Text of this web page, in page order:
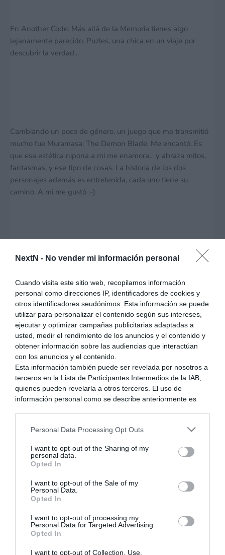
NextN - No vender mi información personal
Cuando visita este sitio web, recopilamos información
personal como direcciones IP, identificadores de cookies y
otros identificadores seudónimos. Esta información se puede
utilizar para personalizar el contenido según sus intereses,
ejecutar y optimizar campañas publicitarias adaptadas a
usted, medir el rendimiento de los anuncios y el contenido y
obtener información sobre las audiencias que interactúan
con los anuncios y el contenido.
Esta información también puede ser revelada por nosotros a
terceros en la Lista de Participantes Intermedios de la IAB,
quienes pueden revelarla a otros terceros. El uso de
información personal como se describe anteriormente es
generamos contenido relevante para nuestra audiencia.
recopilación y uso de datos en nuestra Política de
Privacidad.
terceros por nuestra parte, utilice la siguiente opción de
exclusión y confirme su selección. Tenga en cuenta que
después de que se procese su solicitud de exclusión, es
posible que continúe viendo anuncios basados en intereses
basados en la información personal utilizada por nosotros o
en información personal divulgada a terceros antes de su
Personal Data Processing Opt Outs
I want to opt-out of the Sharing of my
personal data.
Opted In
I want to opt-out of the Sale of my
Personal Data.
Opted In
I want to opt-out of processing my
Personal Data for Targeted Advertising.
Opted In
I want to opt-out of Collection, Use,
En Another Code: Más allá de la Memoria tienes algo
lejanamente parecido. Puzles, una chica en un viaje por
descubrir la verdad...
Cambiando un poco de género, un juego que me transmitió
mucho fue Muramasa: The Demon Blade. Me encantó. Es
que esa estética nipona a mi me enamora... y abraza mitos,
fantasmas, y ese tipo de cosas. La historia de los dos
personajes además es entretenida, cada uno tiene su
camino. A mi me gustó :-)
Muy japonés, muy diferente, y apartado de los juegos que
comentas (pero un señor juegazo) Little King Story. Otro al
no es como Fragile o Project Zero 2, pero ya que estoy,
aprovecho para recomendarlo jajaja
¿Y en Wii U? Puuuueeeeeees... De momento, sólo "Project
Zero 5", que por ahora es exclusivo de Japón...
Posteado : 10/02/2015 11:44 pm
DaxterYo
(@daxteryo)